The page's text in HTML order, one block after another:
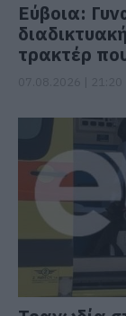
Εύβοια:
τρακτέρ